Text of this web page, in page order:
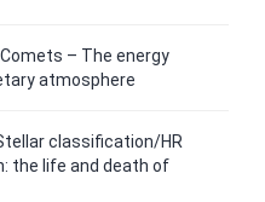
– The energy
atmosphere
classification/HR
the life and death of